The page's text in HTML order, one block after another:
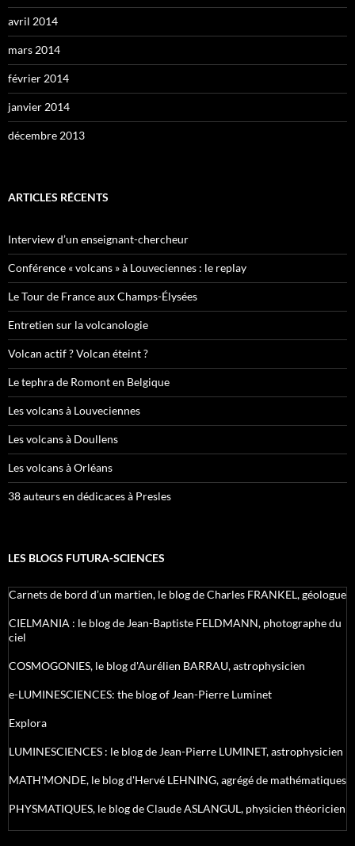
avril 2014
mars 2014
février 2014
janvier 2014
décembre 2013
ARTICLES RÉCENTS
Interview d’un enseignant-chercheur
Conférence « volcans » à Louveciennes : le replay
Le Tour de France aux Champs-Élysées
Entretien sur la volcanologie
Volcan actif ? Volcan éteint ?
Le tephra de Romont en Belgique
Les volcans à Louveciennes
Les volcans à Doullens
Les volcans à Orléans
38 auteurs en dédicaces à Presles
LES BLOGS FUTURA-SCIENCES
Carnets de bord d’un martien, le blog de Charles FRANKEL, géologue
CIELMANIA : le blog de Jean-Baptiste FELDMANN, photographe du
ciel
COSMOGONIES, le blog d'Aurélien BARRAU, astrophysicien
e-LUMINESCIENCES: the blog of Jean-Pierre Luminet
Explora
LUMINESCIENCES : le blog de Jean-Pierre LUMINET, astrophysicien
MATH'MONDE, le blog d'Hervé LEHNING, agrégé de mathématiques
PHYSMATIQUES, le blog de Claude ASLANGUL, physicien théoricien